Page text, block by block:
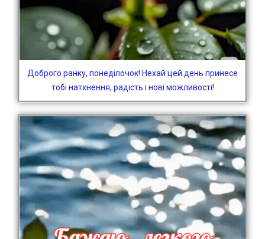
Доброго ранку, понеділочок! Нехай цей день принесе
тобі натхнення, радість і нові можливості!